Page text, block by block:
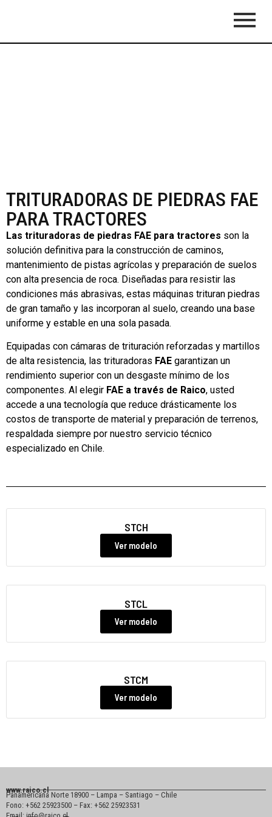
TRITURADORAS DE PIEDRAS FAE
PARA TRACTORES
Las trituradoras de piedras FAE para tractores son la
solución definitiva para la construcción de caminos,
mantenimiento de pistas agrícolas y preparación de suelos
con alta presencia de roca. Diseñadas para resistir las
condiciones más abrasivas, estas máquinas trituran piedras
de gran tamaño y las incorporan al suelo, creando una base
uniforme y estable en una sola pasada.
Equipadas con cámaras de trituración reforzadas y martillos
de alta resistencia, las trituradoras FAE garantizan un
rendimiento superior con un desgaste mínimo de los
componentes. Al elegir FAE a través de Raico, usted
accede a una tecnología que reduce drásticamente los
costos de transporte de material y preparación de terrenos,
respaldada siempre por nuestro servicio técnico
especializado en Chile.
STCH
Ver modelo
STCL
Ver modelo
STCM
Ver modelo
www.raico.cl
Panamericana Norte 18900 – Lampa – Santiago – Chile
Fono: +562 25923500 – Fax: +562 25923531